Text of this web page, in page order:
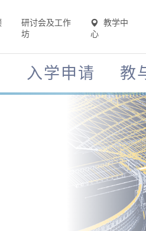
研讨会及工作
坊
教学中
心
入学申请 教